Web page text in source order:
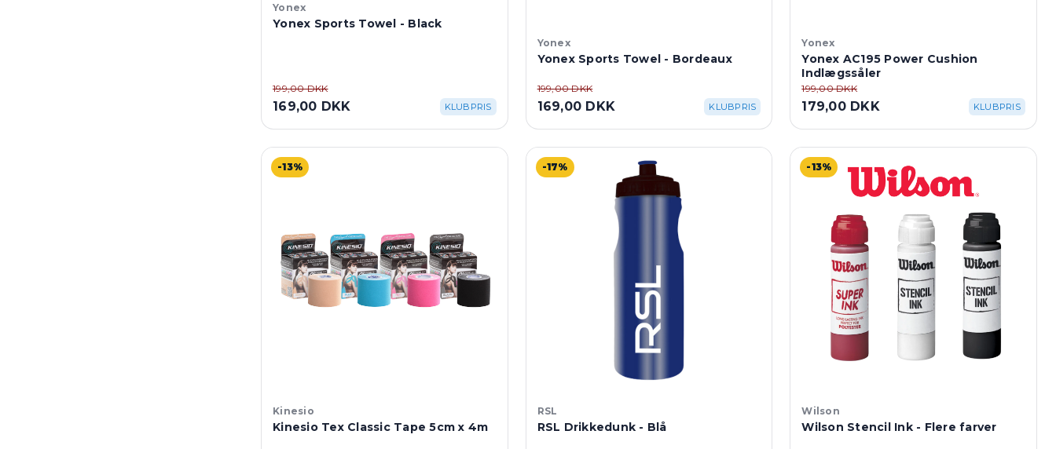
Yonex
Yonex Sports Towel - Black
199,00 DKK
169,00 DKK KLUBPRIS
Yonex
Yonex Sports Towel - Bordeaux
199,00 DKK
169,00 DKK KLUBPRIS
Yonex
Yonex AC195 Power Cushion
Indlægssåler
199,00 DKK
179,00 DKK KLUBPRIS
-13%
Kinesio
Kinesio Tex Classic Tape 5cm x 4m
-17%
RSL
RSL Drikkedunk - Blå
-13%
Wilson
Wilson Stencil Ink - Flere farver